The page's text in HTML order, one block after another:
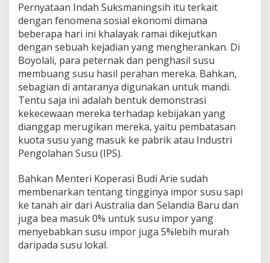
d
i
A
r
i
e
K
u
r
a
n
g
P
a
h
m
i
A
s
t
a
Pernyataan Indah Suksmaningsih itu terkait
dengan fenomena sosial ekonomi dimana
beberapa hari ini khalayak ramai dikejutkan
dengan sebuah kejadian yang mengherankan. Di
Boyolali, para peternak dan penghasil susu
membuang susu hasil perahan mereka. Bahkan,
sebagian di antaranya digunakan untuk mandi.
Tentu saja ini adalah bentuk demonstrasi
kekecewaan mereka terhadap kebijakan yang
dianggap merugikan mereka, yaitu pembatasan
kuota susu yang masuk ke pabrik atau Industri
Pengolahan Susu (IPS).
Bahkan Menteri Koperasi Budi Arie sudah
membenarkan tentang tingginya impor susu sapi
ke tanah air dari Australia dan Selandia Baru dan
juga bea masuk 0% untuk susu impor yang
menyebabkan susu impor juga 5%lebih murah
daripada susu lokal.